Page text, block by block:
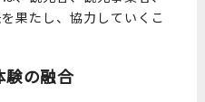
果たし、協力していくこ
験の融合